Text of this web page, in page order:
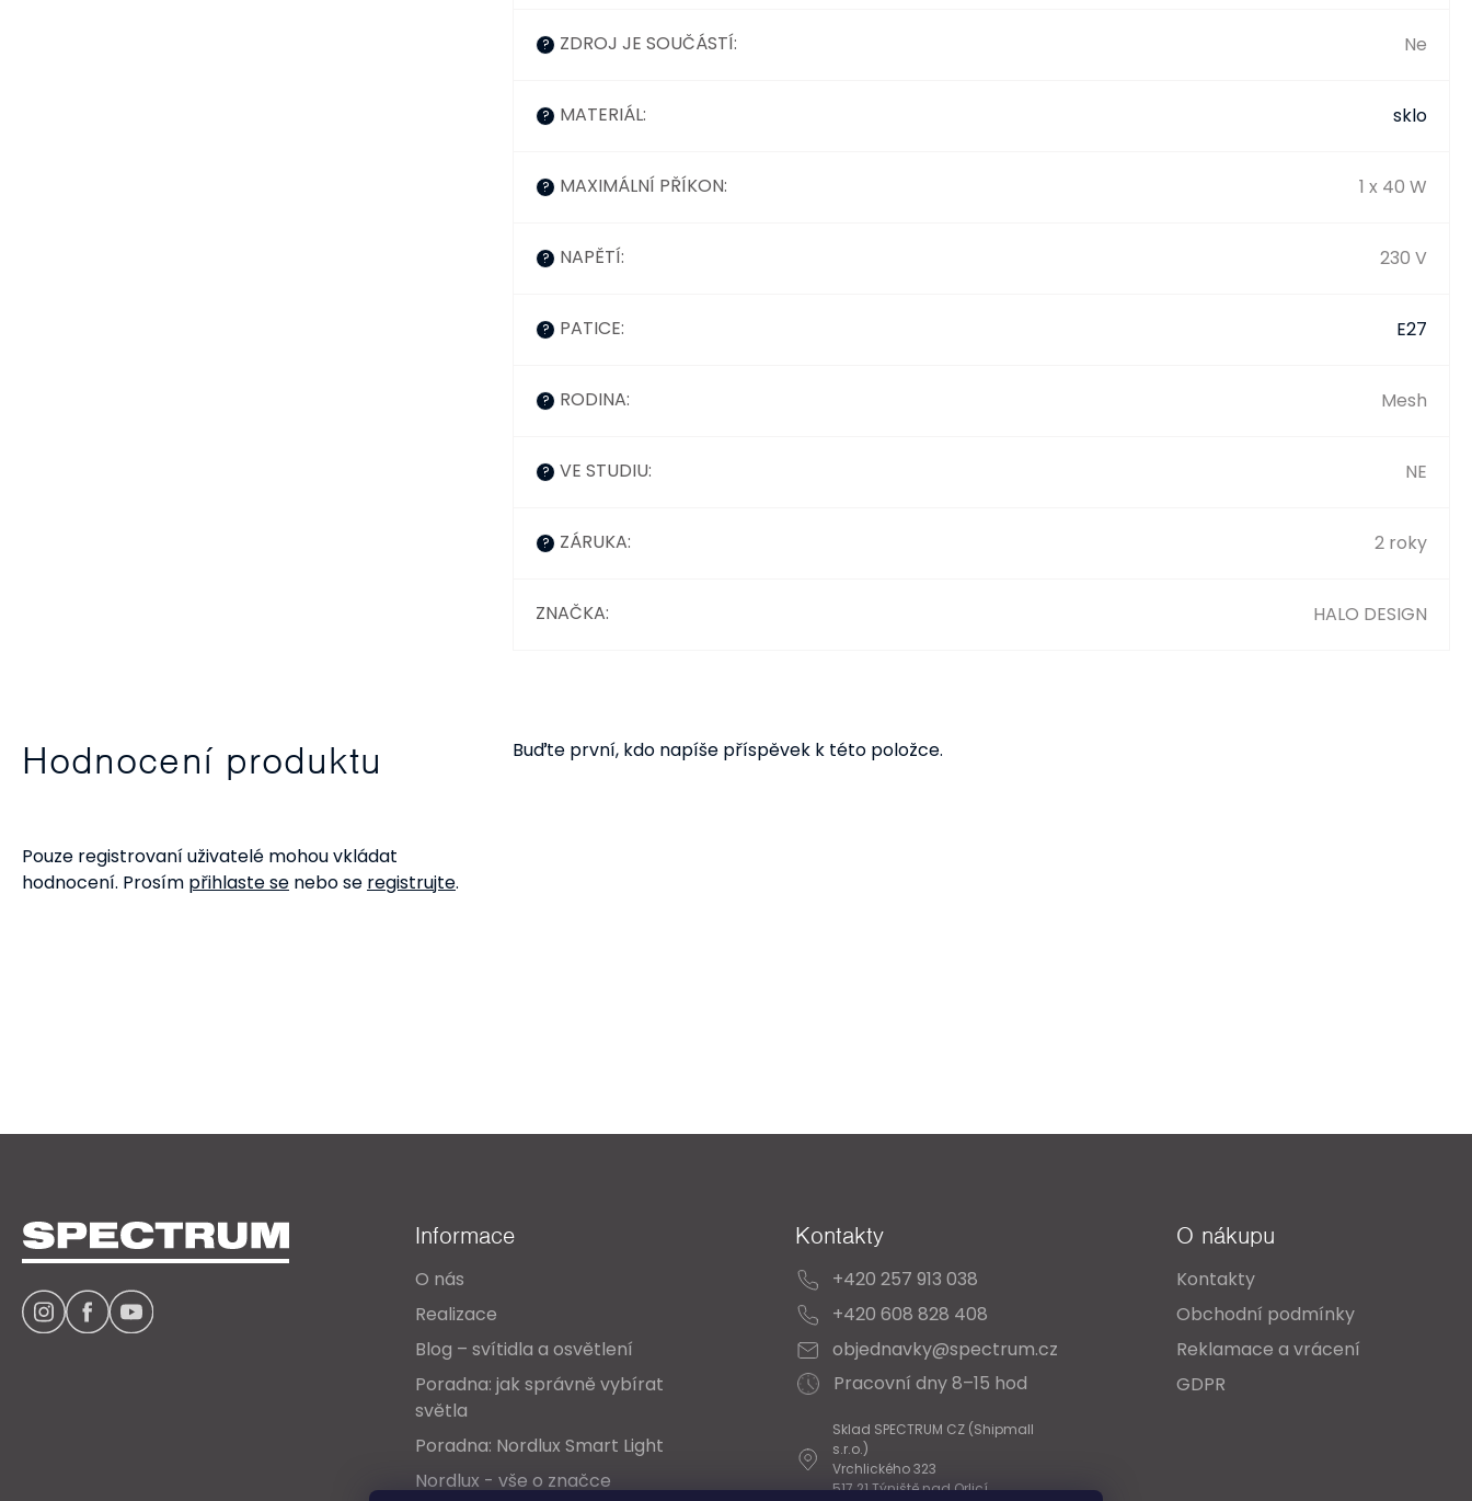
? ZDROJ JE SOUČÁSTÍ: Ne
? MATERIÁL: sklo
? MAXIMÁLNÍ PŘÍKON: 1 x 40 W
? NAPĚTÍ: 230 V
? PATICE: E27
? RODINA: Mesh
? VE STUDIU: NE
? ZÁRUKA: 2 roky
ZNAČKA: HALO DESIGN
Hodnocení produktu Buďte první, kdo napíše příspěvek k této položce.
Pouze registrovaní uživatelé mohou vkládat
hodnocení. Prosím přihlaste se nebo se registrujte.
p
Informace
O nás
Realizace
Blog – svítidla a osvětlení
Poradna: jak správně vybírat
světla
Poradna: Nordlux Smart Light
Nordlux - vše o značce
Kontakty
+420 257 913 038
+420 608 828 408
objednavky@spectrum.cz
Pracovní dny 8–15 hod
Sklad SPECTRUM CZ (Shipmall
s.r.o.)
Vrchlického 323
517 21 Týniště nad Orlicí
O nákupu
Kontakty
Obchodní podmínky
Reklamace a vrácení
GDPR